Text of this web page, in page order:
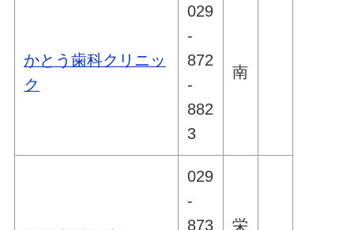
かとう歯科クリニッ
ク
029
-
872
-
882
3
南
029
-
873
栄